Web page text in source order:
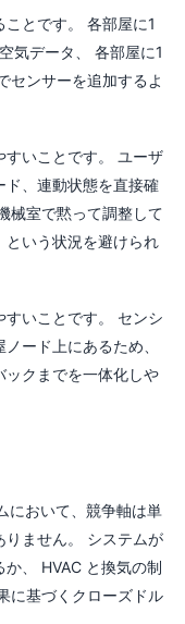
とです。 各部屋に1
気データ、 各部屋に1
センサーを追加するよ
すいことです。 ユーザ
ド、連動状態を直接確
械室で黙って調整して
という状況を避けられ
いことです。 センシ
ード上にあるため、
ックまでを一体化しや
において、競争軸は単
りません。 システムが
、 HVAC と換気の制
に基づくクローズドル